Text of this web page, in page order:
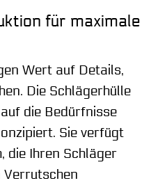
für maximale
Wert auf Details,
Die Schlägerhülle
die Bedürfnisse
Sie verfügt
die Ihren Schläger
Verrutschen